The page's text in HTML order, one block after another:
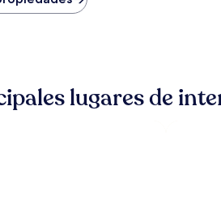
lugares de